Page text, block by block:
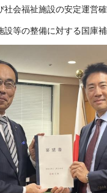
会福祉施設の安定運営
等の整備に対する国庫